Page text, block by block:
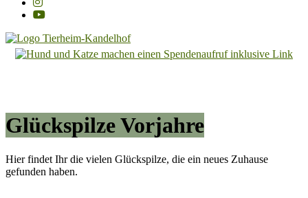
Tierheim
für
Tiere
Glückspilze Vorjahre
Hier findet Ihr die vielen Glückspilze, die ein neues Zuhause
gefunden haben.